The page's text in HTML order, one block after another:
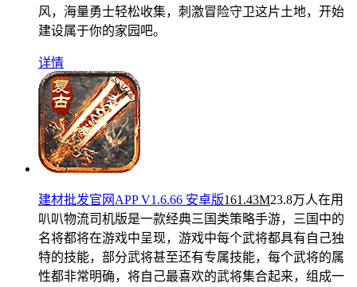
风，海量勇士轻松收集，刺激冒险守卫这片土地，开始
建设属于你的家园吧。
详情
建材批发官网APP V1.6.66 安卓版161.43M23.8万人在用
叭叭物流司机版是一款经典三国类策略手游，三国中的
名将都将在游戏中呈现，游戏中每个武将都具有自己独
特的技能，部分武将甚至还有专属技能，每个武将的属
性都非常明确，将自己最喜欢的武将集合起来，组成一